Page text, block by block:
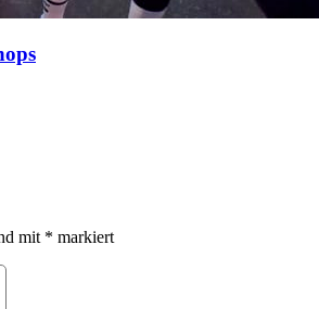
mit * markiert